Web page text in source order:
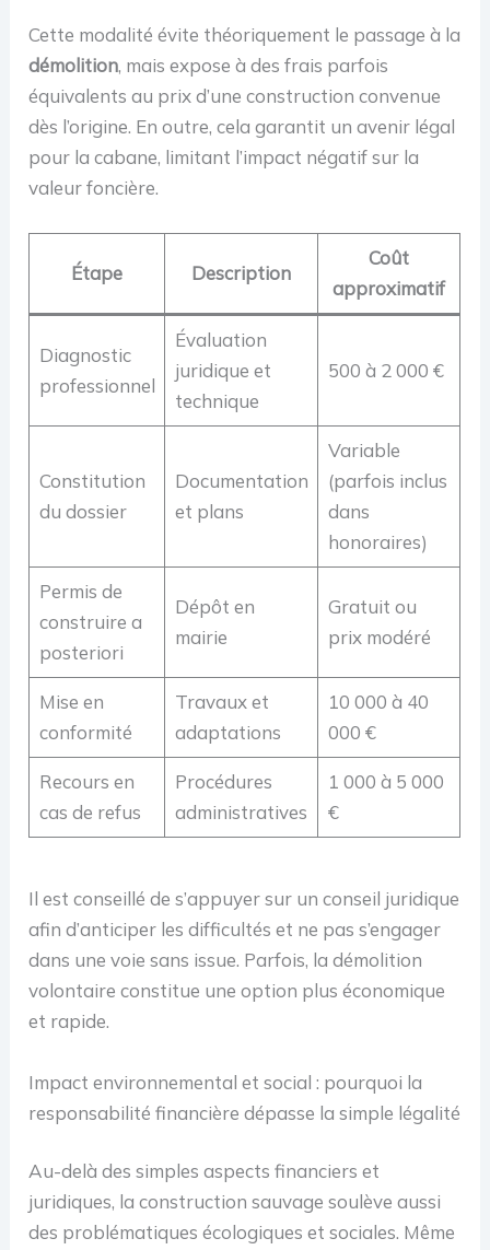
Cette modalité évite théoriquement le passage à la
démolition, mais expose à des frais parfois
équivalents au prix d’une construction convenue
dès l’origine. En outre, cela garantit un avenir légal
pour la cabane, limitant l’impact négatif sur la
valeur foncière.
Étape Description
Coût
approximatif
Diagnostic
professionnel
Évaluation
juridique et
technique
500 à 2 000 €
Constitution
du dossier
Documentation
et plans
Variable
(parfois inclus
dans
honoraires)
Permis de
construire a
posteriori
Dépôt en
mairie
Gratuit ou
prix modéré
Mise en
conformité
Travaux et
adaptations
10 000 à 40
000 €
Recours en
cas de refus
Procédures
administratives
1 000 à 5 000
€
Il est conseillé de s’appuyer sur un conseil juridique
afin d’anticiper les difficultés et ne pas s’engager
dans une voie sans issue. Parfois, la démolition
volontaire constitue une option plus économique
et rapide.
Impact environnemental et social : pourquoi la
responsabilité financière dépasse la simple légalité
Au-delà des simples aspects financiers et
juridiques, la construction sauvage soulève aussi
des problématiques écologiques et sociales. Même